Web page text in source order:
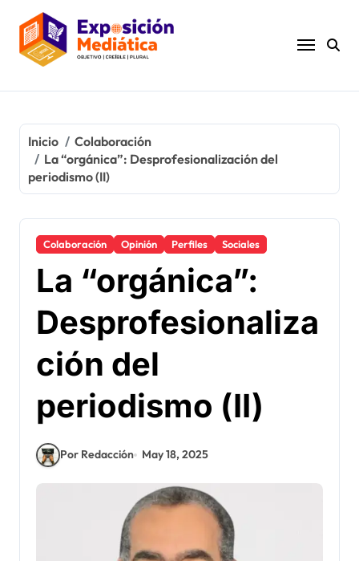
contenido
Inicio
Colaboración
La “orgánica”: Desprofesionalización del
periodismo (II)
Colaboración Opinión Perfiles Sociales
La “orgánica”:
Desprofesionaliza
ción del
periodismo (II)
Por Redacción May 18, 2025